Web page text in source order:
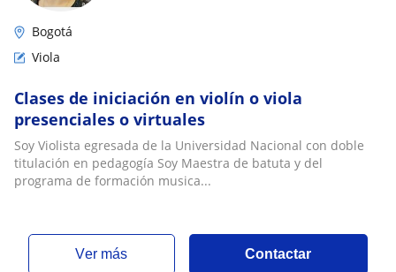
Bogotá
Viola
Clases de iniciación en violín o viola
presenciales o virtuales
Soy Violista egresada de la Universidad Nacional con doble
titulación en pedagogía Soy Maestra de batuta y del
programa de formación musica...
ver más Contactar